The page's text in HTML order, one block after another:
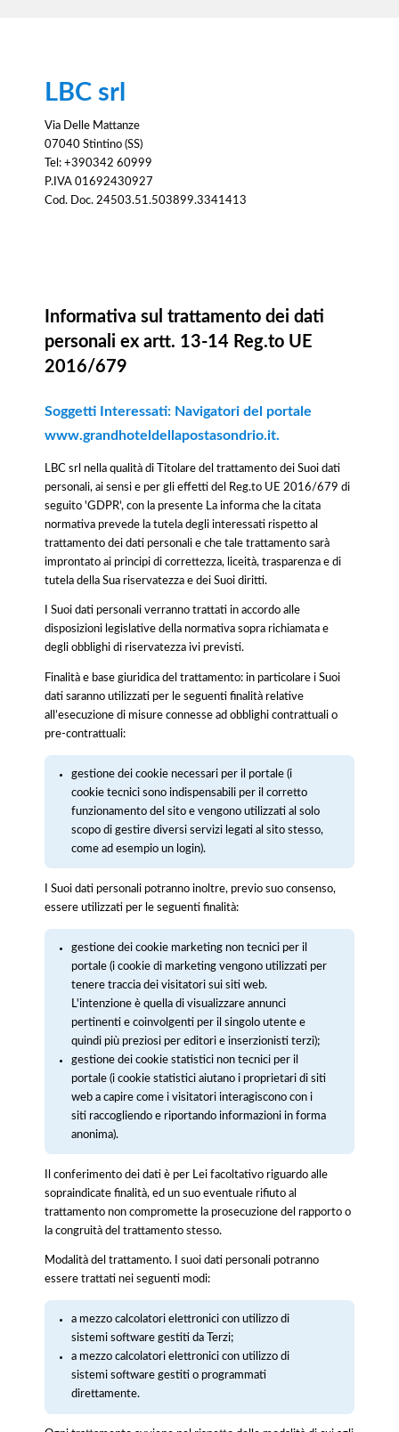
LBC srl
Via Delle Mattanze
07040 Stintino (SS)
Tel: +390342 60999
P.IVA 01692430927
Cod. Doc. 24503.51.503899.3341413
Informativa sul trattamento dei dati
personali ex artt. 13-14 Reg.to UE
2016/679
Soggetti Interessati: Navigatori del portale
www.grandhoteldellapostasondrio.it.
LBC srl nella qualità di Titolare del trattamento dei Suoi dati
personali, ai sensi e per gli effetti del Reg.to UE 2016/679 di
seguito 'GDPR', con la presente La informa che la citata
normativa prevede la tutela degli interessati rispetto al
trattamento dei dati personali e che tale trattamento sarà
improntato ai principi di correttezza, liceità, trasparenza e di
tutela della Sua riservatezza e dei Suoi diritti.
I Suoi dati personali verranno trattati in accordo alle
disposizioni legislative della normativa sopra richiamata e
degli obblighi di riservatezza ivi previsti.
Finalità e base giuridica del trattamento: in particolare i Suoi
dati saranno utilizzati per le seguenti finalità relative
all’esecuzione di misure connesse ad obblighi contrattuali o
pre-contrattuali:
gestione dei cookie necessari per il portale (i
cookie tecnici sono indispensabili per il corretto
funzionamento del sito e vengono utilizzati al solo
scopo di gestire diversi servizi legati al sito stesso,
come ad esempio un login).
I Suoi dati personali potranno inoltre, previo suo consenso,
essere utilizzati per le seguenti finalità:
gestione dei cookie marketing non tecnici per il
portale (i cookie di marketing vengono utilizzati per
tenere traccia dei visitatori sui siti web.
L'intenzione è quella di visualizzare annunci
pertinenti e coinvolgenti per il singolo utente e
quindi più preziosi per editori e inserzionisti terzi);
gestione dei cookie statistici non tecnici per il
portale (i cookie statistici aiutano i proprietari di siti
web a capire come i visitatori interagiscono con i
siti raccogliendo e riportando informazioni in forma
anonima).
Il conferimento dei dati è per Lei facoltativo riguardo alle
sopraindicate finalità, ed un suo eventuale rifiuto al
trattamento non compromette la prosecuzione del rapporto o
la congruità del trattamento stesso.
Modalità del trattamento. I suoi dati personali potranno
essere trattati nei seguenti modi:
a mezzo calcolatori elettronici con utilizzo di
sistemi software gestiti da Terzi;
a mezzo calcolatori elettronici con utilizzo di
sistemi software gestiti o programmati
direttamente.